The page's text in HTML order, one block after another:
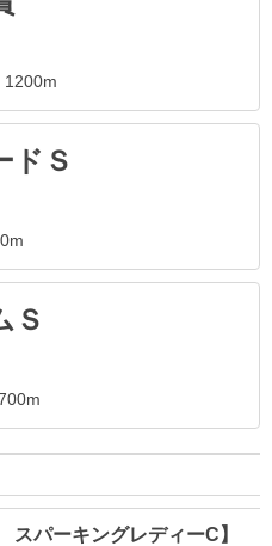
1200m
ドＳ
Ｓ
スパーキングレディーC】